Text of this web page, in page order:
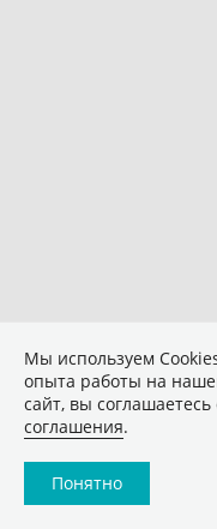
Мы используем
опыта работы на
сайт, вы соглашаетесь
соглашения.
Понятно